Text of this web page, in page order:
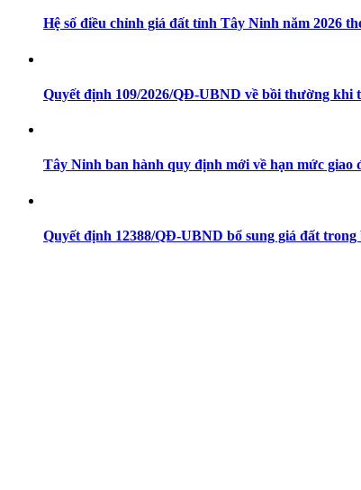
Hệ số điều chỉnh giá đất tỉnh Tây Ninh năm 2026
Quyết định 109/2026/QĐ-UBND về bồi thường khi
Tây Ninh ban hành quy định mới về hạn mức giao
Quyết định 12388/QĐ-UBND bổ sung giá đất